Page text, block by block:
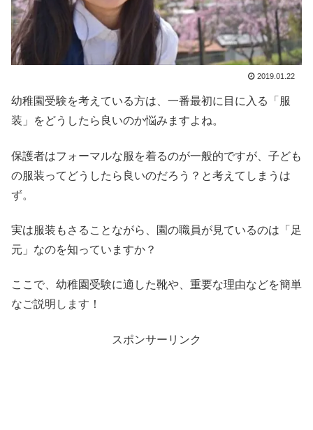
2019.01.22
幼稚園受験を考えている方は、一番最初に目に入る「服
装」をどうしたら良いのか悩みますよね。
保護者はフォーマルな服を着るのが一般的ですが、子ども
の服装ってどうしたら良いのだろう？と考えてしまうは
ず。
実は服装もさることながら、園の職員が見ているのは「足
元」なのを知っていますか？
ここで、幼稚園受験に適した靴や、重要な理由などを簡単
なご説明します！
スポンサーリンク